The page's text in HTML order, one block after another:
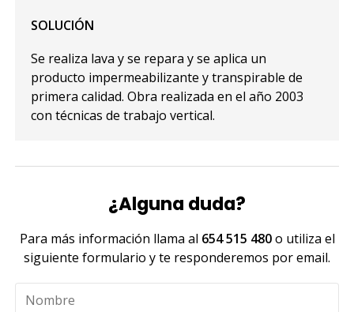
SOLUCIÓN
Se realiza lava y se repara y se aplica un
producto impermeabilizante y transpirable de
primera calidad. Obra realizada en el año 2003
con técnicas de trabajo vertical.
¿Alguna duda?
Para más información llama al 654 515 480o utiliza el
siguiente formulario y te responderemos por email.